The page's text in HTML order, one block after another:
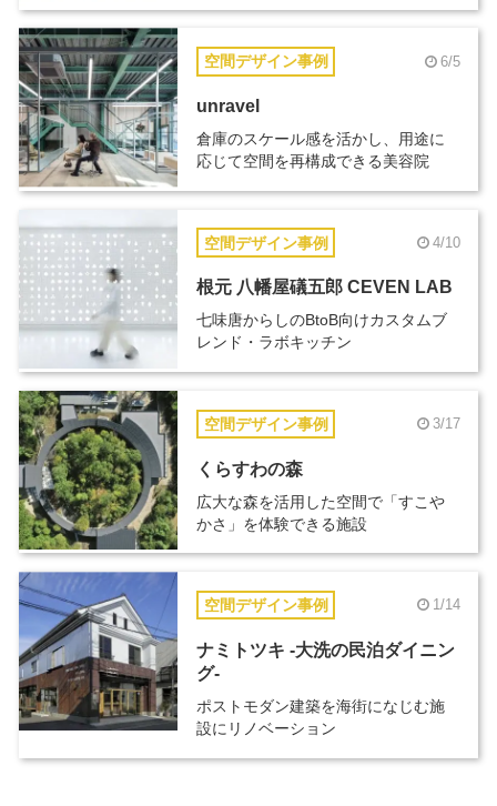
空間デザイン事例 6/5
unravel
倉庫のスケール感を活かし、用途に
応じて空間を再構成できる美容院
空間デザイン事例 4/10
根元 八幡屋礒五郎 CEVEN LAB
七味唐からしのBtoB向けカスタムブ
レンド・ラボキッチン
空間デザイン事例 3/17
くらすわの森
広大な森を活用した空間で「すこや
かさ」を体験できる施設
空間デザイン事例 1/14
ナミトツキ -大洗の民泊ダイニン
グ-
ポストモダン建築を海街になじむ施
設にリノベーション